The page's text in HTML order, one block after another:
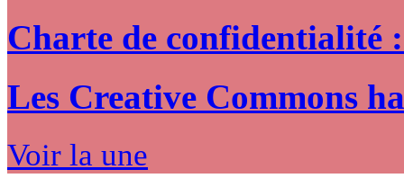
Charte de confidentialité
Les Creative Commons
Voir la une